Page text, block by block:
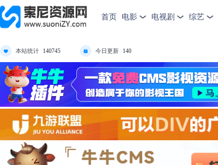
首页 电影 电视剧 综艺
本站统计 140745 今日更新 140